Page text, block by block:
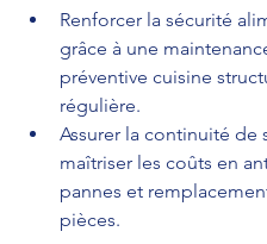
Renforcer la sécurité
grâce à une
préventive cuisine
régulière.
Assurer la continuité de
maîtriser les coûts en
pannes et
pièces.